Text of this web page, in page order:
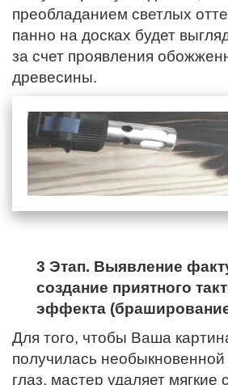
преобладанием светлых
панно на досках будет
за счет проявления
древесины.
3 Этап. Выявление
создание приятного
эффекта
Для того, чтобы Ваша
получилась
глаз, мастер удаляет